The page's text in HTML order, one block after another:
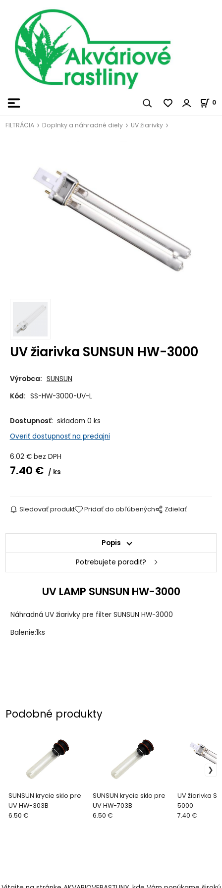
0
FILTRÁCIA Doplnky a náhradné diely UV žiarivky
UV žiarivka SUNSUN HW-3000
Výrobca: SUNSUN
Kód: SS-HW-3000-UV-L
Dostupnosť: skladom 0 ks
Overiť dostupnosť na predajni
6.02€ bez DPH
7.40 € ks
Sledovať produkt Pridať do obľúbených Zdielať
Popis
Potrebujete poradiť?
UV LAMP SUNSUN HW-3000
Náhradná UV žiarivky pre filter SUNSUN HW-3000
Balenie:1ks
Podobné produkty
SUNSUN krycie sklo pre
UV HW-303B
6.50 €
SUNSUN krycie sklo pre
UV HW-703B
6.50 €
UV žiarivka
5000
7.40 €